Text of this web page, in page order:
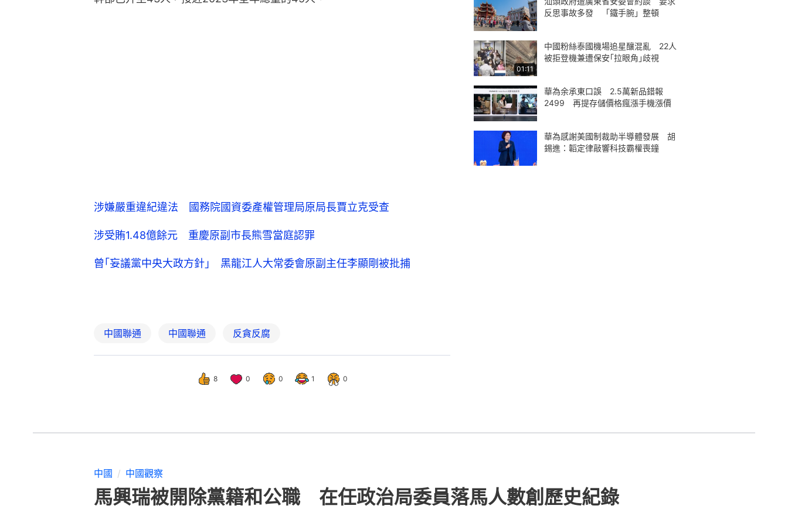
涉嫌嚴重違紀違法 國務院國資委產權管理局原局長賈立克受查
涉受賄1.48億餘元 重慶原副市長熊雪當庭認罪
曾｢妄議黨中央大政方針｣ 黑龍江人大常委會原副主任李顯剛被批捕
中國聯通 中國聯通 反貪反腐
8 0 0 1 0
反思事故多發 「鐵手腕」整頓
01:11
中國粉絲泰國機場追星釀混亂 22人
被拒登機兼遭保安｢拉眼角｣歧視
華為余承東口誤 2.5萬新品錯報
2499 再提存儲價格瘋漲手機漲價
華為感謝美國制裁助半導體發展 胡
錫進：韜定律敲響科技霸權喪鐘
中國 中國觀察
馬興瑞被開除黨籍和公職 在任政治局委員落馬人數創歷史紀錄